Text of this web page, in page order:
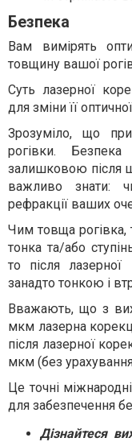
Безпека
Вам вимірять
товщину вашої
Суть лазерної
для зміни її
Зрозуміло, що
рогівки. Безпека
залишковою після
важливо знати:
рефракції ваших
Чим товща рогівка,
тонка та/або
то після
занадто тонкою і
Вважають, що з
мкм лазерна
після лазерної
мкм (без
Це точні
для забезпечення
Дізнайтеся